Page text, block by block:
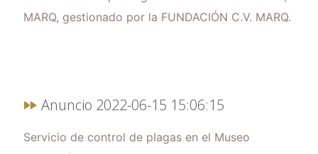
MARQ, gestionado por la FUNDACIÓN C.V. MARQ.
Anuncio 2022-06-15 15:06:15
Servicio de control de plagas en el Museo